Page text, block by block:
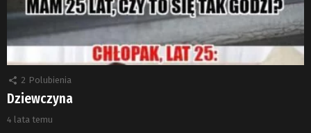
2 Polubienia
Dziewczyna
4 lata temu